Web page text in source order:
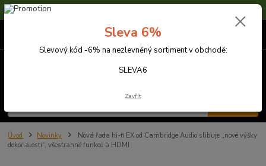
Sleva 6% na nezlevněné zboží s kódem SLEVA6
Úvod Novinky
Nová řada hi-fi EX od Cambridge Audio slibuje „nové výšky
dokonalosti“, všestranné funkce a HDMI
Sleva 6%
Slevový kód -6% na nezlevněný sortiment v obchodě:
SLEVA6
Zavřít